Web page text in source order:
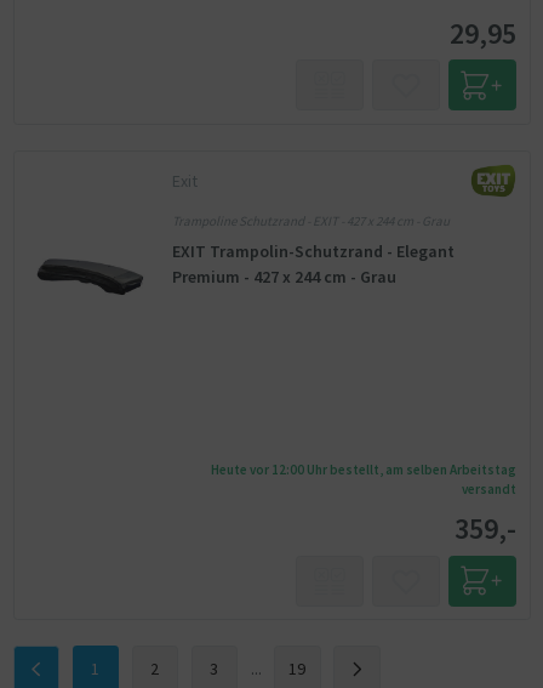
29,95
Exit
Trampoline Schutzrand - EXIT - 427 x 244 cm - Grau
EXIT Trampolin-Schutzrand - Elegant
Premium - 427 x 244 cm - Grau
Heute vor 12:00 Uhr bestellt, am selben Arbeitstag
versandt
359,-
1 2 3 ... 19